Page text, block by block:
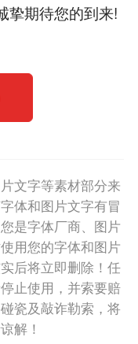
挚期待您的到来!
文字等素材部分来
体和图片文字有冒
是字体厂商、图片
用您的字体和图片
后将立即删除！任
止使用，并索要赔
瓷及敲诈勒索，将
解！